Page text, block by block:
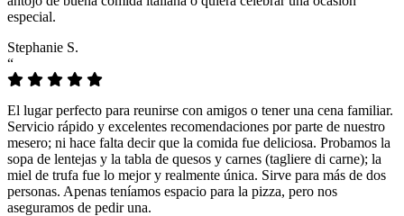
especial.
Stephanie S.
“
El lugar perfecto para reunirse con amigos o tener una cena familiar.
Servicio rápido y excelentes recomendaciones por parte de nuestro
mesero; ni hace falta decir que la comida fue deliciosa. Probamos la
sopa de lentejas y la tabla de quesos y carnes (tagliere di carne); la
miel de trufa fue lo mejor y realmente única. Sirve para más de dos
personas. Apenas teníamos espacio para la pizza, pero nos
aseguramos de pedir una.